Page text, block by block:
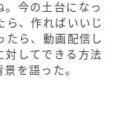
今の土台になっ
ら、作ればいいじ
たら、動画配信し
対してできる方法
を語った。